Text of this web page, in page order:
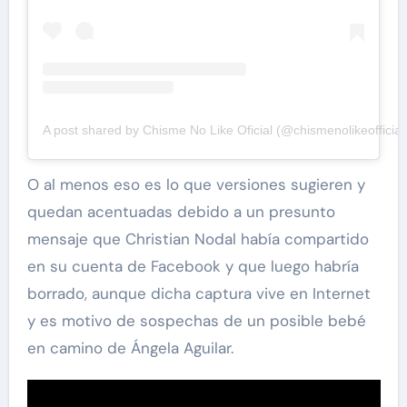
A post shared by Chisme No Like Oficial
O al menos eso es lo que versiones sugieren y
quedan acentuadas debido a un presunto
mensaje que Christian Nodal había compartido
en su cuenta de Facebook y que luego habría
borrado, aunque dicha captura vive en Internet
y es motivo de sospechas de un posible bebé
en camino de Ángela Aguilar.